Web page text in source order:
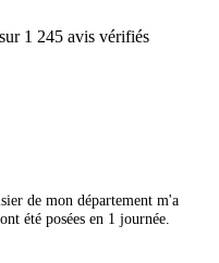
1 245 avis vérifiés
de mon département m'a
été posées en 1 journée.